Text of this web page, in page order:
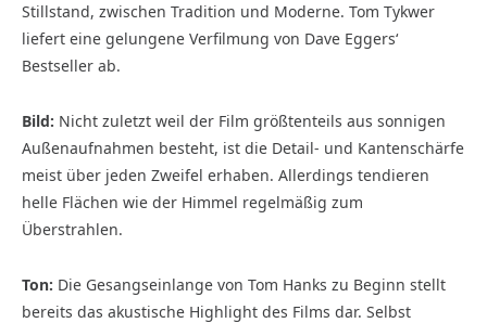
Stillstand, zwischen Tradition und Moderne. Tom Tykwer
liefert eine gelungene Verfilmung von Dave Eggers‘
Bestseller ab.
Bild: Nicht zuletzt weil der Film größtenteils aus sonnigen
Außenaufnahmen besteht, ist die Detail- und Kantenschärfe
meist über jeden Zweifel erhaben. Allerdings tendieren
helle Flächen wie der Himmel regelmäßig zum
Überstrahlen.
Ton: Die Gesangseinlange von Tom Hanks zu Beginn stellt
bereits das akustische Highlight des Films dar. Selbst